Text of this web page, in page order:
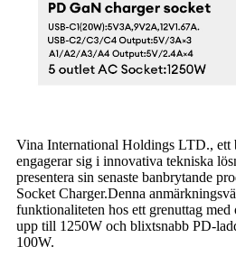
Vina International Holdings LTD., ett
engagerar sig i innovativa tekniska
presentera sin senaste banbrytande
Socket Charger.Denna
funktionaliteten hos ett grenuttag
upp till 1250W och blixtsnabb PD-
100W.